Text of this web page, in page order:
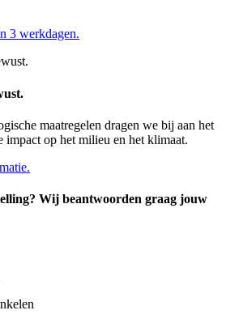
3 werkdagen.
maatregelen dragen we bij aan het
impact op het milieu en het klimaat.
Wij beantwoorden graag jouw